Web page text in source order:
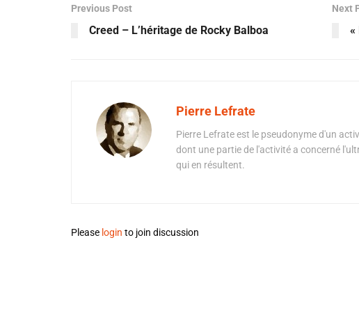
Previous Post
Creed – L’héritage de Rocky Balboa
Next
«
Pierre Lefrate
Pierre Lefrate est le pseudonyme d'un
dont une partie de l'activité a concerné
qui en résultent.
Please login to join discussion